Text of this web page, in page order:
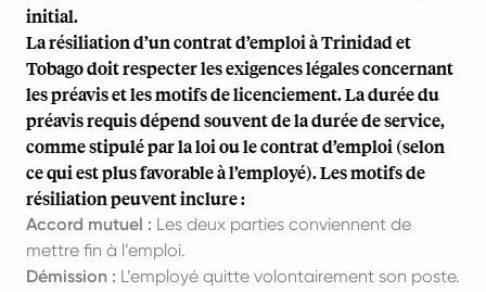
initial.
La résiliation d’un contrat d’emploi à Trinidad et
Tobago doit respecter les exigences légales concernant
les préavis et les motifs de licenciement. La durée du
préavis requis dépend souvent de la durée de service,
comme stipulé par la loi ou le contrat d’emploi (selon
ce qui est plus favorable à l’employé). Les motifs de
résiliation peuvent inclure :
Accord mutuel : Les deux parties conviennent de
mettre fin à l’emploi.
Démission : L’employé quitte volontairement son poste.